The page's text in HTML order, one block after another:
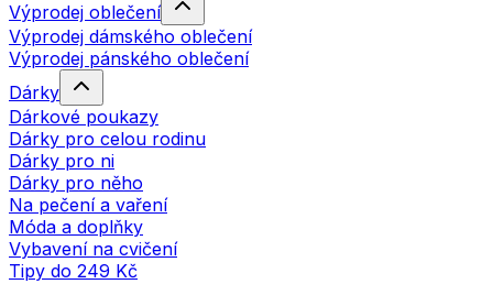
Výprodej oblečení
Výprodej dámského oblečení
Výprodej pánského oblečení
Dárky
Dárkové poukazy
Dárky pro celou rodinu
Dárky pro ni
Dárky pro něho
Na pečení a vaření
Móda a doplňky
Vybavení na cvičení
Tipy do 249 Kč